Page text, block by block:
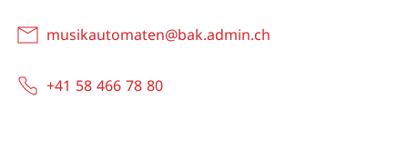
musikautomaten@bak.admin.ch
+41 58 466 78 80